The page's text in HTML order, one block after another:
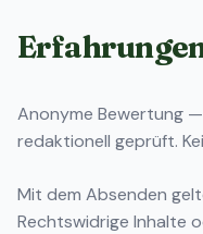
Anonyme Bewertung
redaktionell geprüft.
Mit dem Absenden
Rechtswidrige Inhalte